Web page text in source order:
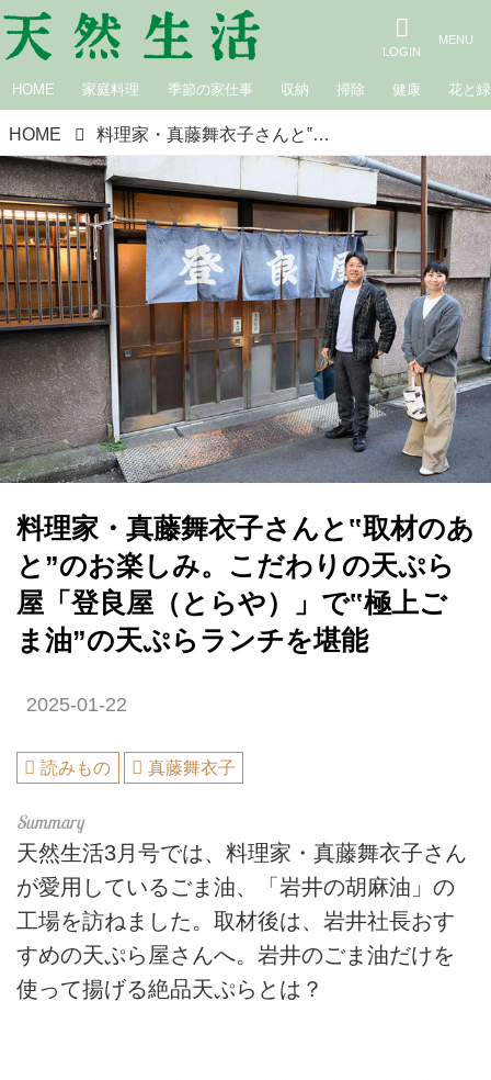
HOME 家庭料理 季節の家仕事 収納 掃除 健康 花と緑
HOME 料理家・真藤舞衣子さんと‟取材のあと”のお楽しみ。こだわりの天ぷら屋「登良屋（とらや）」で‟極上ごま油”の天ぷらランチを堪能
料理家・真藤舞衣子さんと‟取材のあ
と”のお楽しみ。こだわりの天ぷら
屋「登良屋（とらや）」で‟極上ご
ま油”の天ぷらランチを堪能
2025-01-22
読みもの 真藤舞衣子
天然生活3月号では、料理家・真藤舞衣子さん
が愛用しているごま油、「岩井の胡麻油」の
工場を訪ねました。取材後は、岩井社長おす
すめの天ぷら屋さんへ。岩井のごま油だけを
使って揚げる絶品天ぷらとは？